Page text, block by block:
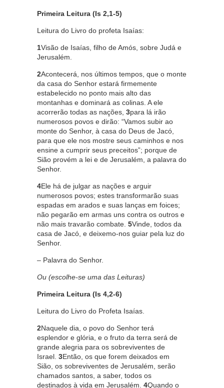
Primeira Leitura (Is 2,1-5)
Leitura do Livro do profeta Isaías:
1Visão de Isaías, filho de Amós, sobre Judá e
Jerusalém.
2Acontecerá, nos últimos tempos, que o monte
da casa do Senhor estará firmemente
estabelecido no ponto mais alto das
montanhas e dominará as colinas. A ele
acorrerão todas as nações, 3para lá irão
numerosos povos e dirão: “Vamos subir ao
monte do Senhor, à casa do Deus de Jacó,
para que ele nos mostre seus caminhos e nos
ensine a cumprir seus preceitos”; porque de
Sião provém a lei e de Jerusalém, a palavra do
Senhor.
4Ele há de julgar as nações e arguir
numerosos povos; estes transformarão suas
espadas em arados e suas lanças em foices;
não pegarão em armas uns contra os outros e
não mais travarão combate. 5Vinde, todos da
casa de Jacó, e deixemo-nos guiar pela luz do
Senhor.
– Palavra do Senhor.
Ou (escolhe-se uma das Leituras)
Primeira Leitura (Is 4,2-6)
Leitura do Livro do Profeta Isaías.
2Naquele dia, o povo do Senhor terá
esplendor e glória, e o fruto da terra será de
grande alegria para os sobreviventes de
Israel. 3Então, os que forem deixados em
Sião, os sobreviventes de Jerusalém, serão
chamados santos, a saber, todos os
destinados à vida em Jerusalém. 4Quando o